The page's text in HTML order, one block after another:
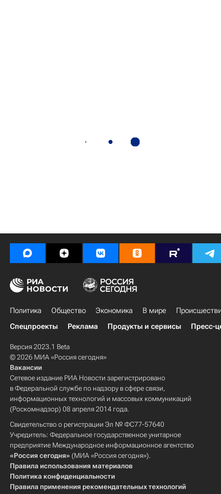
Политика Общество Экономика В мире
Спецпроекты
Реклама Продукты и сервисы Пресс-
Версия 2023.1 Beta
© 2026 МИА «Россия сегодня»
Вакансии
Сетевое издание РИА Новости зарегистрировано
в Федеральной службе по надзору в сфере связи,
информационных технологий и массовых коммуникаций
(Роскомнадзор) 08 апреля 2014 года.
Свидетельство о регистрации Эл № ФС77-57640
Учредитель: Федеральное государственное унитарное
предприятие Международное информационное агентство
«Россия сегодня» (МИА «Россия сегодня»).
Правила использования материалов
Политика конфиденциальности
Правила применения рекомендательных технологий